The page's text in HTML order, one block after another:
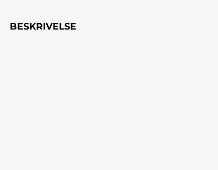
BESKRIVELSE